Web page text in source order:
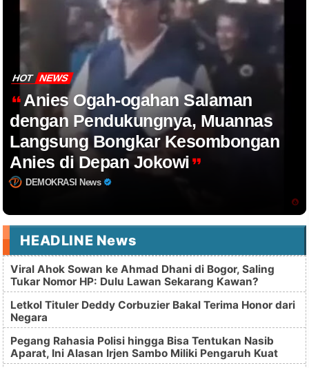
HOT NEWS
Anies Ogah-ogahan Salaman
dengan Pendukungnya, Muannas
Langsung Bongkar Kesombongan
Anies di Depan Jokowi
DEMOKRASI News
HEADLINE News
Viral Ahok Sowan ke Ahmad Dhani di Bogor, Saling
Tukar Nomor HP: Dulu Lawan Sekarang Kawan?
Letkol Tituler Deddy Corbuzier Bakal Terima Honor dari
Negara
Pegang Rahasia Polisi hingga Bisa Tentukan Nasib
Aparat, Ini Alasan Irjen Sambo Miliki Pengaruh Kuat